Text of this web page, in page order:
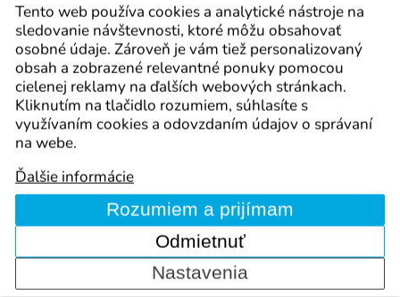
Zistiť viac
Baby masáž a Tehotenská masáž
Tento web používa cookies a analytické nástroje na
sledovanie návštevnosti, ktoré môžu obsahovať
osobné údaje. Zároveň je vám tiež personalizovaný
obsah a zobrazené relevantné ponuky pomocou
cielenej reklamy na ďalších webových stránkach.
Kliknutím na tlačidlo rozumiem, súhlasíte s
využívaním cookies a odovzdaním údajov o správaní
na webe.
Ďalšie informácie
Rozumiem a prijímam
Odmietnuť
Nastavenia